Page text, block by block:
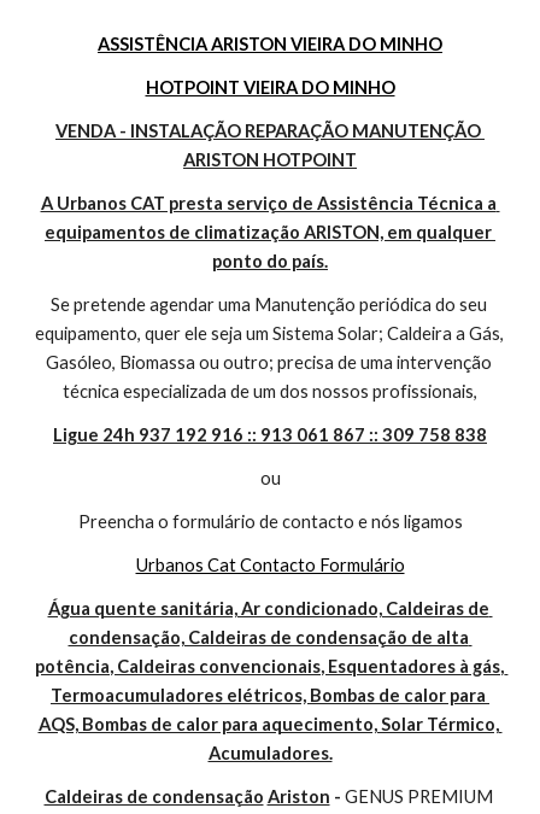
ASSISTÊNCIA ARISTON VIEIRA DO MINHO
HOTPOINT VIEIRA DO MINHO
VENDA - INSTALAÇÃO REPARAÇÃO MANUTENÇÃO
ARISTON HOTPOINT
A Urbanos CAT presta serviço de Assistência Técnica a
equipamentos de climatização ARISTON, em qualquer
ponto do país.
Se pretende agendar uma Manutenção periódica do seu
equipamento, quer ele seja um Sistema Solar; Caldeira a Gás,
Gasóleo, Biomassa ou outro; precisa de uma intervenção
técnica especializada de um dos nossos profissionais,
Ligue 24h 937 192 916 :: 913 061 867 :: 309 758 838
ou
Preencha o formulário de contacto e nós ligamos
Urbanos Cat Contacto Formulário
Água quente sanitária, Ar condicionado, Caldeiras de
condensação, Caldeiras de condensação de alta
potência, Caldeiras convencionais, Esquentadores à gás,
Termoacumuladores elétricos, Bombas de calor para
AQS, Bombas de calor para aquecimento, Solar Térmico,
Acumuladores.
Caldeiras de condensação Ariston - GENUS PREMIUM